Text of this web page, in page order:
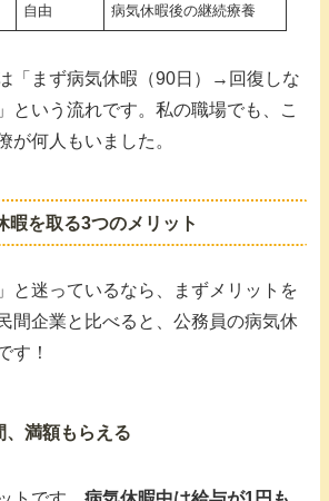
自由 病気休暇後の継続療養
「まず病気休暇（90日）→回復しな
という流れです。私の職場でも、こ
が何人もいました。
暇を取る3つのメリット
と迷っているなら、まずメリットを
間企業と比べると、公務員の病気休
す！
満額もらえる